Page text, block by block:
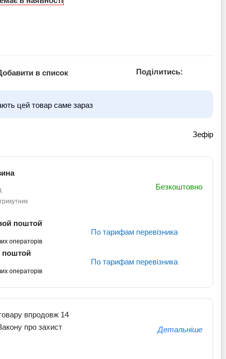
в список Поділитись:
цей товар саме зараз
Зефір
Безкоштовно
поштой
операторів
По тарифам перевізника
поштой
операторів
По тарифам перевізника
впродовж 14
про захист
Детальніше